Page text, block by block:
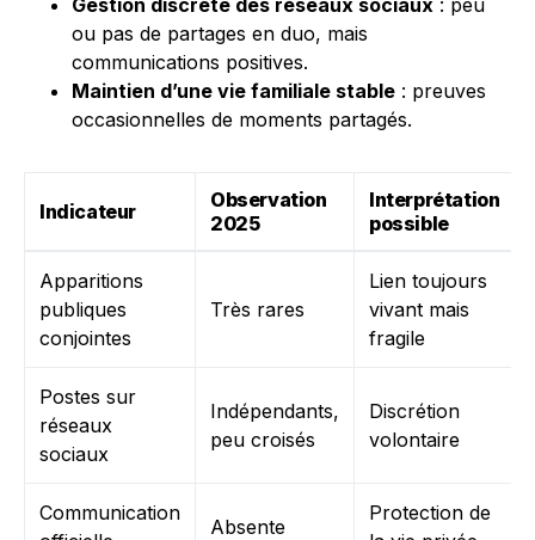
Gestion discrète des réseaux sociaux : peu
ou pas de partages en duo, mais
communications positives.
Maintien d’une vie familiale stable : preuves
occasionnelles de moments partagés.
Indicateur
Observation
2025
Interprétation
possible
Apparitions
publiques
conjointes
Très rares
Lien toujours
vivant mais
fragile
Postes sur
réseaux
sociaux
Indépendants,
peu croisés
Discrétion
volontaire
Communication
Absente
Protection de